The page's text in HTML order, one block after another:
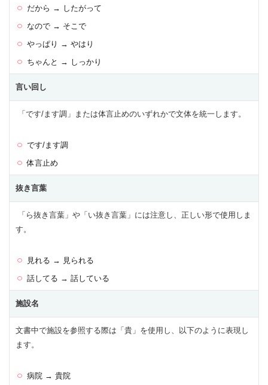
だから → したがって
なので → そこで
やっぱり → やはり
ちゃんと → しっかり
言い回し
「です/ます調」または体言止めのいずれかで文体を統一します。
です/ます調
体言止め
抜き言葉
「ら抜き言葉」や「い抜き言葉」には注意し、正しい形で使用しま
す。
見れる → 見られる
話してる → 話している
施設名
文書中で施設を参照する際は「貴」を使用し、以下のように表現し
ます。
病院 → 貴院